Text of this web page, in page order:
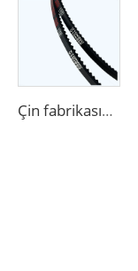
Çin fabrikasından HM-35.5 fan kayışı 9.5X900La Özel Marka düz v kayışı